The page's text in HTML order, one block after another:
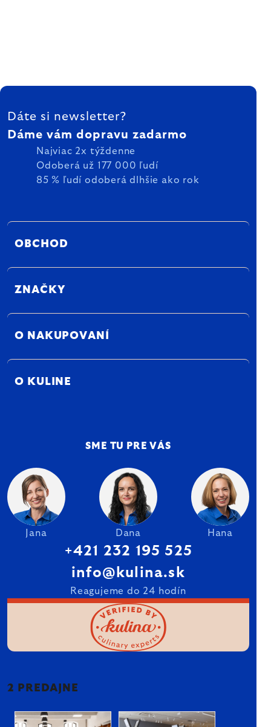
ZÁPÄTIE
Dáte si newsletter?
Dáme vám dopravu zadarmo
Najviac 2x týždenne
Odoberá už 177 000 ľudí
85 % ľudí odoberá dlhšie ako rok
OBCHOD
ZNAČKY
O NAKUPOVANÍ
O KULINE
SME TU PRE VÁS
Jana Dana Hana
+421 232 195 525
info@kulina.sk
Reagujeme do 24 hodín
2 PREDAJNE